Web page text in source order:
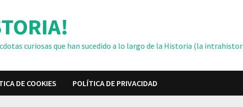
curiosas que han sucedido a lo largo de la Historia (la
DE COOKIES POLÍTICA DE PRIVACIDAD